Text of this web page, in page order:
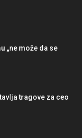
„ne može da se
tragove za ceo